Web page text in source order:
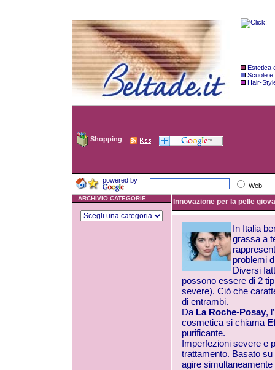
Estetica
Scuole e
Hair-
Shopping
powered by
Web
ARCHIVIO CATEGORIE Innovazione per la pelle
In Italia
grassa a
problemi
Diversi
possono essere di 2
severe). Ciò che
di entrambi.
Da La Roche-Posay,
cosmetica si chiama
purificante.
Imperfezioni severe e
trattamento. Basato su
agire